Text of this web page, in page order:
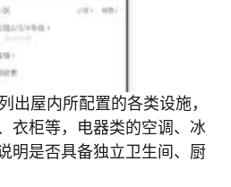
出屋内所配置的各类设施，
衣柜等，电器类的空调、冰
明是否具备独立卫生间、厨